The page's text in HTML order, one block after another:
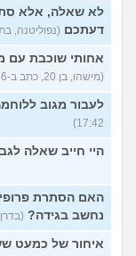
לא שאלה, אלא
דעתכם (נפוליטנה, בת 23, כתבה ב-03/08/26
אחותי שוכבת עם
(מישהו, בן 20, כתב ב-03/08/26 17:53)
לעבור מגוב
17:42)
היי חייב שאלה
האם הסתרת
נחשב בגידה? (בדרןהסקרן,
איחור של כמעט